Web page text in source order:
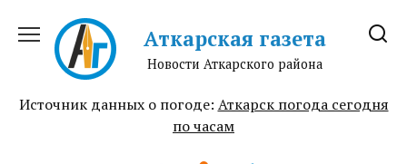
содержанию
Аткарская газета
Новости Аткарского района
Источник данных о погоде: Аткарск погода сегодня
по часам